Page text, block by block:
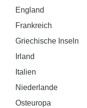
England
Frankreich
Griechische Inseln
Irland
Italien
Niederlande
Osteuropa